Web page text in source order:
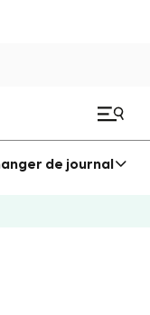
de journal